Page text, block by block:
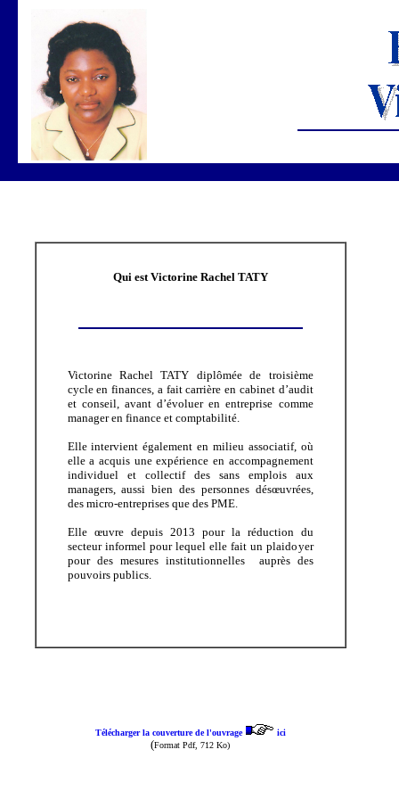
Qui est Victorine Rachel TATY
Victorine Rachel TATY diplômée de troisième
cycle en finances, a fait carrière en cabinet d’audit
et conseil, avant d’évoluer en entreprise comme
manager en finance et comptabilité.
Elle intervient également en milieu associatif, où
elle a acquis une expérience en accompagnement
individuel et collectif des sans emplois aux
managers, aussi bien des personnes désœuvrées,
des micro-entreprises que des PME.
Elle œuvre depuis 2013 pour la réduction du
secteur informel pour lequel elle fait un plaidoyer
pour des mesures institutionnelles auprès des
pouvoirs publics.
Télécharger la couverture de l'ouvrage ici
(Format Pdf, 712 Ko)